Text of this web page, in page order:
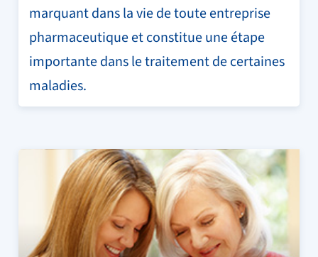
marquant dans la vie de toute entreprise
pharmaceutique et constitue une étape
importante dans le traitement de certaines
maladies.